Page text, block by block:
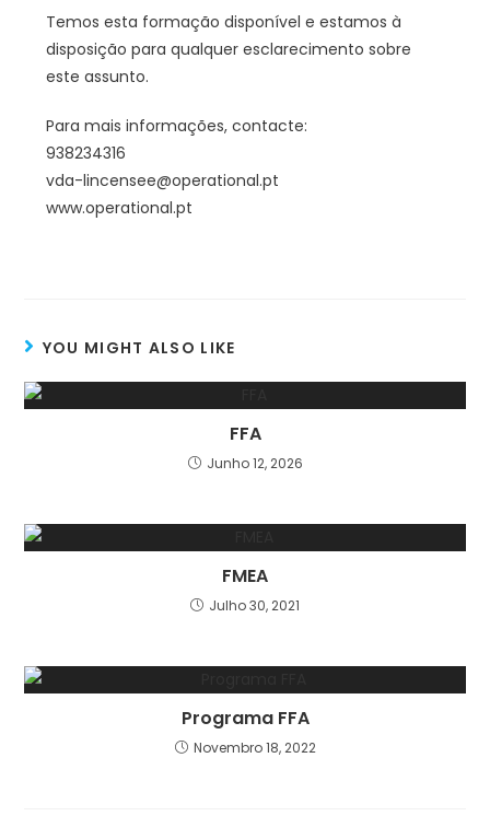
Temos esta formação disponível e estamos à
disposição para qualquer esclarecimento sobre
este assunto.
Para mais informações, contacte:
938234316
vda-lincensee@operational.pt
www.operational.pt
YOU MIGHT ALSO LIKE
FFA
Junho 12, 2026
FMEA
Julho 30, 2021
Programa FFA
Novembro 18, 2022